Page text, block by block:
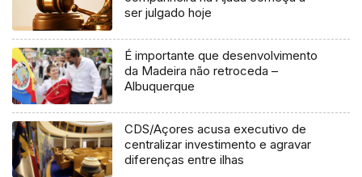
ser julgado hoje
É importante que desenvolvimento
da Madeira não retroceda –
Albuquerque
CDS/Açores acusa executivo de
centralizar investimento e agravar
diferenças entre ilhas